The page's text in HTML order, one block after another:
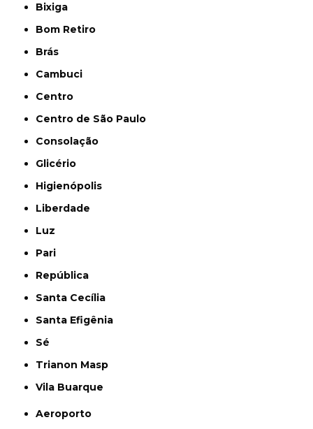
Bixiga
Bom Retiro
Brás
Cambuci
Centro
Centro de São Paulo
Consolação
Glicério
Higienópolis
Liberdade
Luz
Pari
República
Santa Cecília
Santa Efigênia
Sé
Trianon Masp
Vila Buarque
Aeroporto